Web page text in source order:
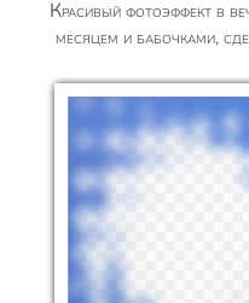
Красивый фотоэффект в вечернем небе с
месяцем и бабочками,